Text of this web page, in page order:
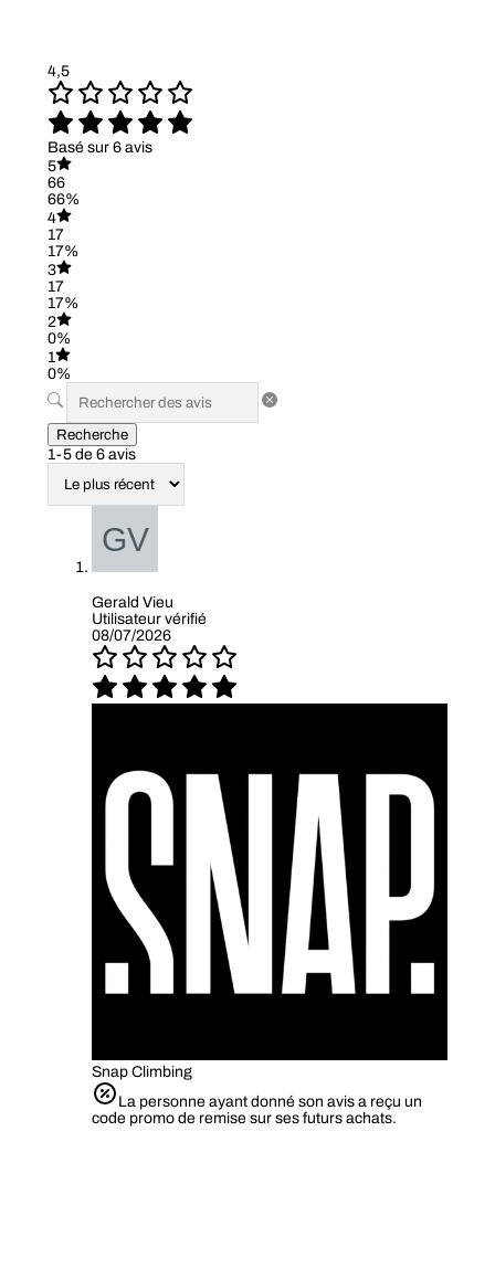
4,5
Basé sur 6 avis
5
66
66%
4
17
17%
3
17
17%
2
0%
1
0%
Recherche
1-5 de 6 avis
Gerald Vieu
Utilisateur vérifié
08/07/2026
Snap Climbing
La personne ayant donné son avis a reçu un
code promo de remise sur ses futurs achats.